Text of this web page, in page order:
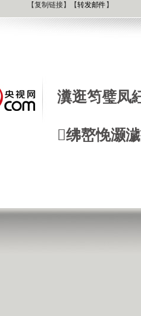
【复制链接】【转发邮件 】
瀵逛笉璧凤
绋嶅悗灏